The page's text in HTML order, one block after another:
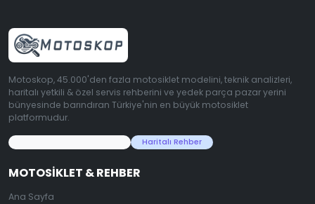
Motoskop, 45.000'den fazla motosiklet modelini, teknik analizleri,
haritalı yetkili & özel servis rehberini ve yedek parça pazar yerini
bünyesinde barındıran Türkiye'nin en büyük motosiklet
platformudur.
Haritalı Rehber
MOTOSIKLET & REHBER
Ana Sayfa